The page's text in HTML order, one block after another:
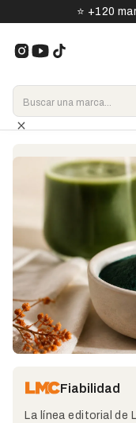
⭐️ +120
Inicio>
¿Qué
¿Fatiga,
Hemos probado
Fiabilidad
La línea editorial de